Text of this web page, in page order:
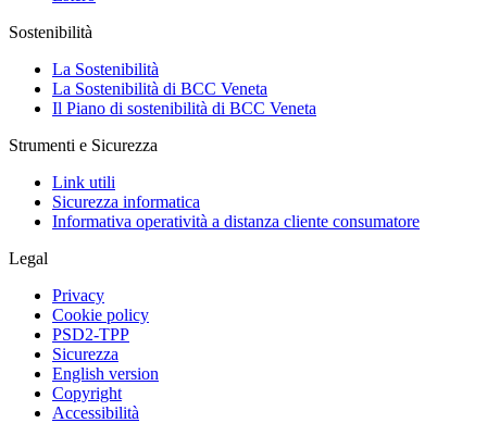
Sostenibilità
La Sostenibilità
La Sostenibilità di BCC Veneta
Il Piano di sostenibilità di BCC Veneta
Strumenti e Sicurezza
Link utili
Sicurezza informatica
Informativa operatività a distanza cliente consumatore
Legal
Privacy
Cookie policy
PSD2-TPP
Sicurezza
English version
Copyright
Accessibilità